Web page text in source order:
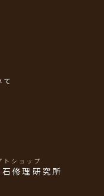
ショップ
修理研究所